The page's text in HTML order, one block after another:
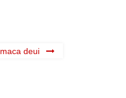
maca deui